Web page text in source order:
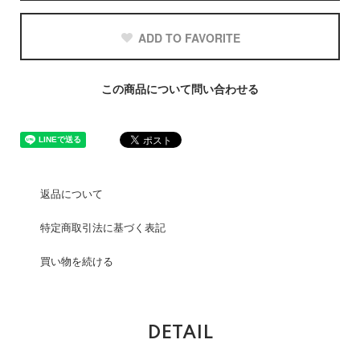
ADD TO FAVORITE
この商品について問い合わせる
返品について
特定商取引法に基づく表記
買い物を続ける
DETAIL